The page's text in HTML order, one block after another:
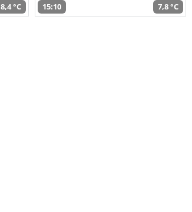
8,4 °C 15:10 7,8 °C